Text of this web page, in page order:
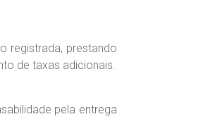
registrada, prestando
de taxas adicionais.
pela entrega